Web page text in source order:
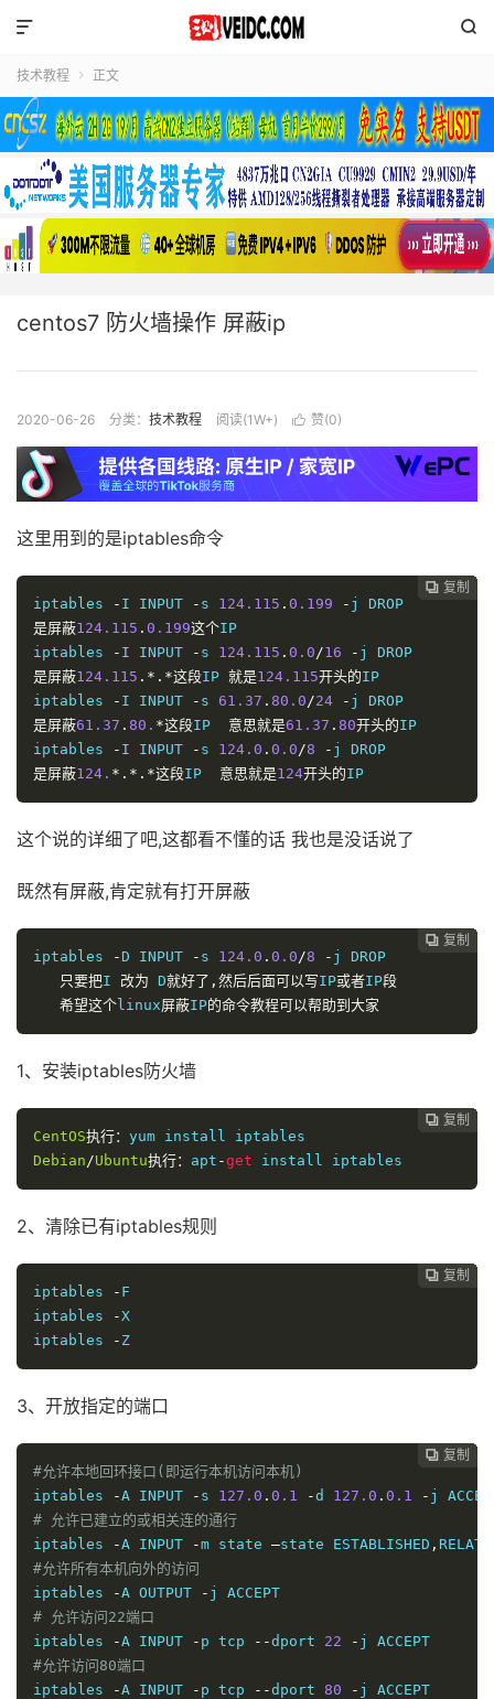


技术教程  正文
centos7 防火墙操作 屏蔽ip
2020-06-26 分类： 技术教程 阅读(1W+)  赞(0)
这里用到的是iptables命令
 复制
 复制
 复制
 复制
 复制
 复制
 复制
 复制
 复制
 复制
 复制
 复制
 复制
 复制
iptables
- I INPUT - s 124.115 . 0.199 -
是屏蔽124.115 . 0.199这个IP
iptables
- I INPUT - s 124.115 . 0.0 /16 -
是屏蔽124.115 .*.*这段IP 就是124.115开头的IP
iptables
- I INPUT - s 61.37 . 80.0 /24 -
是屏蔽61.37 . 80. *这段IP 意思就是61.37 . 80开头的IP
iptables
- I INPUT - s 124.0 . 0.0 /8 -
是屏蔽124. *.*.*这段IP 意思就是124开头的IP
这个说的详细了吧,这都看不懂的话 我也是没话说了
既然有屏蔽,肯定就有打开屏蔽
 复制
 复制
 复制
 复制
 复制
 复制
 复制
 复制
 复制
 复制
 复制
 复制
 复制
iptables
-D INPUT - s 124.0 . 0.0 /8 - j DROP
只要把I 改为 D就好了,然后后面可以写IP或者IP段
希望这个linux屏蔽IP的命令教程可以帮助到大家
1、安装iptables防火墙
 复制
 复制
 复制
 复制
 复制
 复制
 复制
 复制
 复制
 复制
 复制
 复制
CentOS执行：
Debian /Ubuntu执行： apt -get install iptables
2、清除已有iptables规则
 复制
 复制
 复制
 复制
 复制
 复制
 复制
 复制
 复制
 复制
 复制
iptables
- F
iptables
-X
iptables
- Z
3、开放指定的端口
 复制
 复制
 复制
 复制
 复制
 复制
 复制
 复制
 复制
 复制
#允许本地回环接口(即运行本机访问本机)
iptables
-A INPUT - s 127.0 . 0.1 -d 127.0 . 0.1
-
# 允许已建立的或相关连的通行
iptables
-A INPUT -m state –state ESTABLISHED ,
#允许所有本机向外的访问
iptables
-A OUTPUT -
# 允许访问22端口
iptables
-A INPUT - p tcp --dport 22 -
#允许访问80端口
iptables
-A INPUT - p tcp --dport 80 -